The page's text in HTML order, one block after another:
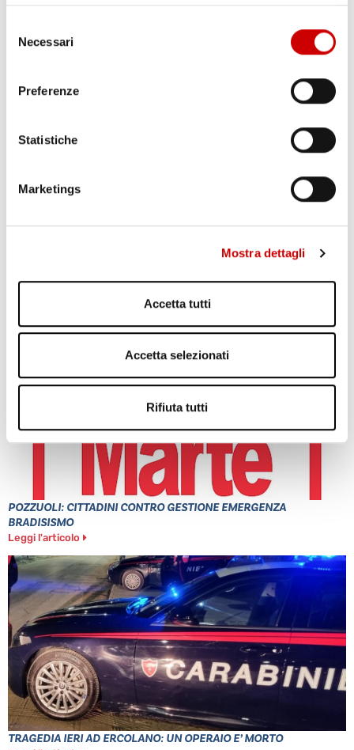
delNecessari
Preferenze
Statistiche
Marketings
Mostra dettagli
Accetta tutti
Accetta selezionati
Rifiuta tutti
Leggi l'articolo
POZZUOLI: CITTADINI CONTRO GESTIONE EMERGENZA
BRADISISMO
Leggi l'articolo
TRAGEDIA IERI AD ERCOLANO: UN OPERAIO E’ MORTO